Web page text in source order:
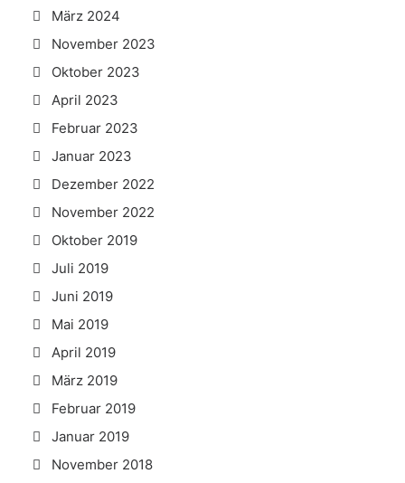
März 2024
November 2023
Oktober 2023
April 2023
Februar 2023
Januar 2023
Dezember 2022
November 2022
Oktober 2019
Juli 2019
Juni 2019
Mai 2019
April 2019
März 2019
Februar 2019
Januar 2019
November 2018